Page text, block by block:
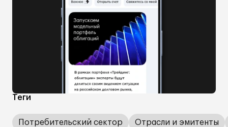
Теги
Потребительский сектор
Отрасли и эмитенты